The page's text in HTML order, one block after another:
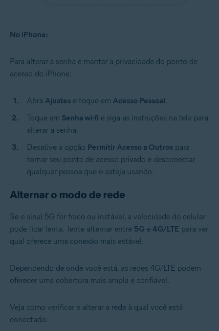
No iPhone:
Para alterar a senha e manter a privacidade do ponto de
acesso do iPhone:
Abra Ajustes e toque em Acesso Pessoal.
Toque em Senha wi-fi e siga as instruções na tela para
alterar a senha.
Desative a opção Permitir Acesso a Outros para
tornar seu ponto de acesso privado e desconectar
qualquer pessoa que o esteja usando.
Alternar o modo de rede
Se o sinal 5G for fraco ou instável, a velocidade do celular
pode ficar lenta. Tente alternar entre 5G e 4G/LTE para ver
qual oferece uma conexão mais estável.
Dependendo de onde você está, as redes 4G/LTE podem
oferecer uma cobertura mais ampla e confiável.
Veja como verificar e alterar a rede à qual você está
conectado: